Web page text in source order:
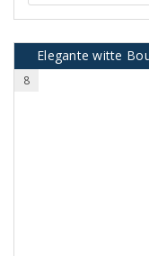
Elegante witte
8